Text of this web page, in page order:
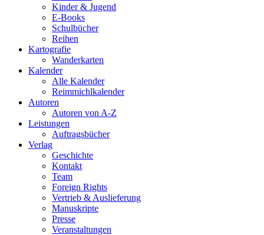
Kinder & Jugend
E-Books
Schulbücher
Reihen
Kartografie
Wanderkarten
Kalender
Alle Kalender
Reimmichlkalender
Autoren
Autoren von A-Z
Leistungen
Auftragsbücher
Verlag
Geschichte
Kontakt
Team
Foreign Rights
Vertrieb & Auslieferung
Manuskripte
Presse
Veranstaltungen